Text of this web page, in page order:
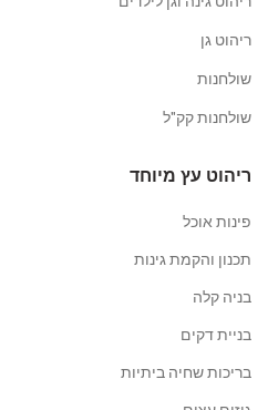
ריהוט גן
שולחנות
שולחנות קק"ל
ריהוט עץ מיוחד
פינות אוכל
תכנון והקמת גינות
בניה קלה
בניית דקים
בריכות שחיה ביתיות